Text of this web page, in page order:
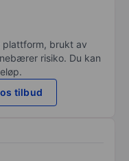
plattform, brukt av
risiko. Du kan
tilbud